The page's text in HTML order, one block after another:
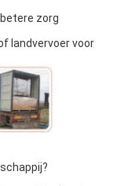
zorg
landvervoer voor